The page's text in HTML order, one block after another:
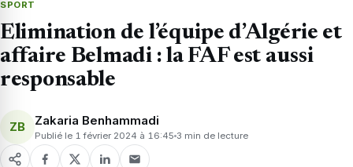
SPORT
Elimination de l’équipe d’Algérie et
affaire Belmadi : la FAF est aussi
responsable
ZB Zakaria Benhammadi
Publié le 1 février 2024 à 16:45 3 min de lecture